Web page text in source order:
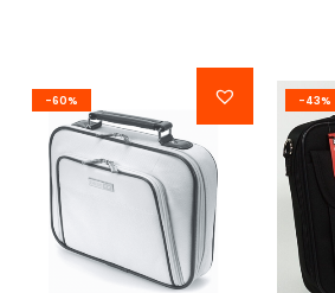
-60% -43%